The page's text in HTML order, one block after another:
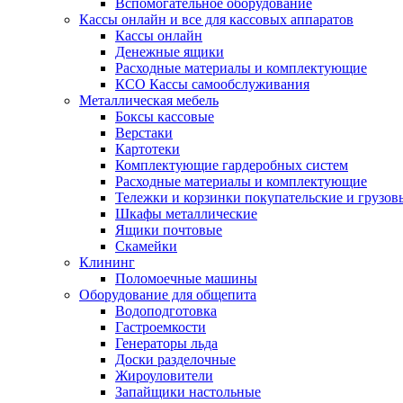
Вспомогательное оборудование
Кассы онлайн и все для кассовых аппаратов
Кассы онлайн
Денежные ящики
Расходные материалы и комплектующие
КСО Кассы самообслуживания
Металлическая мебель
Боксы кассовые
Верстаки
Картотеки
Комплектующие гардеробных систем
Расходные материалы и комплектующие
Тележки и корзинки покупательские и
Шкафы металлические
Ящики почтовые
Скамейки
Клининг
Поломоечные машины
Оборудование для общепита
Водоподготовка
Гастроемкости
Генераторы льда
Доски разделочные
Жироуловители
Запайщики настольные